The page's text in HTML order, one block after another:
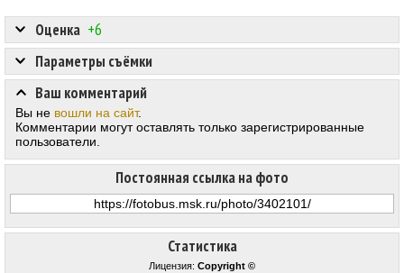
Статистика
Лицензия: Copyright ©
Оценка +6
Постоянная ссылка на фото
Параметры съёмки
Ваш комментарий
Вы не вошли на сайт.
Комментарии могут оставлять только зарегистрированные
пользователи.